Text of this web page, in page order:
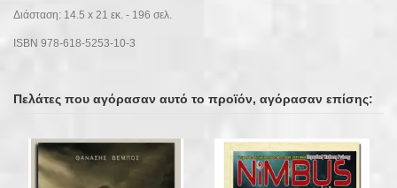
Διάσταση: 14.5 x 21 εκ. - 196 σελ.
ISBN 978-618-5253-10-3
Πελάτες που αγόρασαν αυτό το προϊόν, αγόρασαν επίσης: